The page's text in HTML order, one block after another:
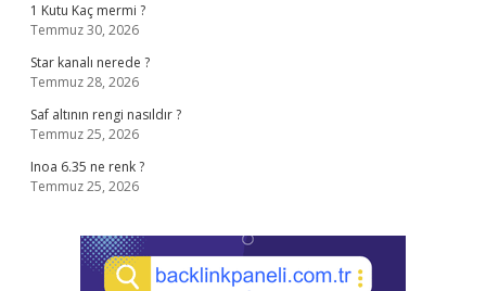
1 Kutu Kaç mermi ?
Temmuz 30, 2026
Star kanalı nerede ?
Temmuz 28, 2026
Saf altının rengi nasıldır ?
Temmuz 25, 2026
Inoa 6.35 ne renk ?
Temmuz 25, 2026